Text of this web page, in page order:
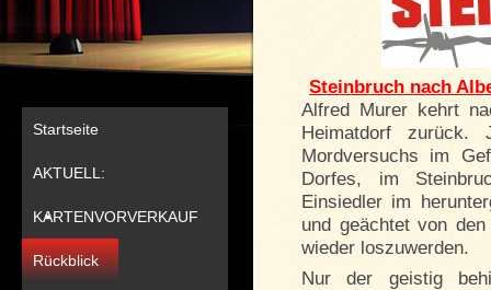
Startseite
AKTUELL:
KARTENVORVERKAUF
Rückblick
Steinbruch nach
Alfred Murer kehrt
Heimatdorf
Mordversuchs im
Dorfes, im
Einsiedler im
und geächtet von
wieder loszuwerden.
Nur der geistig